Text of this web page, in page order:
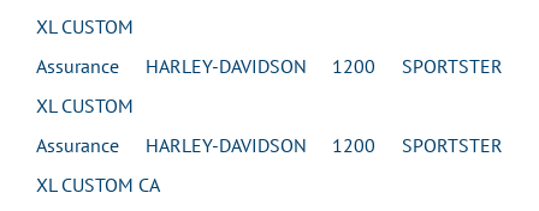
XL CUSTOM
Assurance HARLEY-DAVIDSON 1200 SPORTSTER
XL CUSTOM
Assurance HARLEY-DAVIDSON 1200 SPORTSTER
XL CUSTOM CA